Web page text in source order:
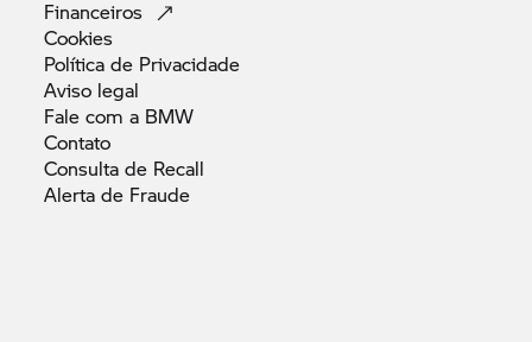
Financeiros
Cookies
Política de Privacidade
Aviso legal
Fale com a BMW
Contato
Consulta de Recall
Alerta de Fraude